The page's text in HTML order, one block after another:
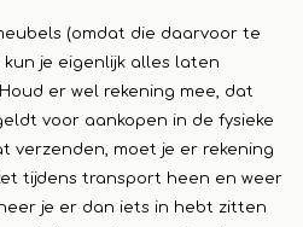
(omdat die daarvoor te
je eigenlijk alles laten
er wel rekening mee, dat
voor aankopen in de fysieke
verzenden, moet je er rekening
tijdens transport heen en weer
je er dan iets in hebt zitten